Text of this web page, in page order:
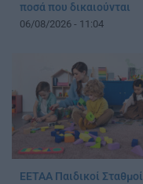
ποσά που δικαιούνται
06/08/2026 - 11:04
ΕΕΤΑΑ Παιδικοί Σταθμοί